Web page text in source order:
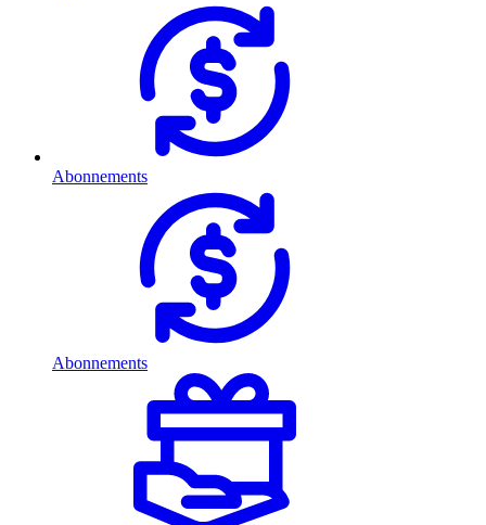
Abonnements
Abonnements